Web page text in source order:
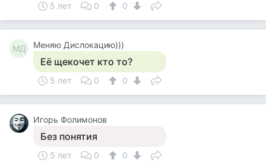
5 лет 0 0
МД Меняю Дислокацию)))
Её щекочет кто то?
5 лет 0 0
Игорь Фолимонов
Без понятия
5 лет 0 0